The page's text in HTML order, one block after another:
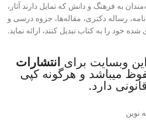
به فرهنگ و دانش که تمایل دارند آثار،
رساله دکتری، مقاله‌ها، جزوه درسی و
خود را به کتاب تبدیل کنند، ارائه نماید.
وبسایت برای انتشارات
میباشد و هرگونه کپی
دارد.